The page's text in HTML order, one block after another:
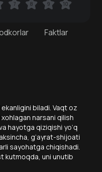
Faktlar
biladi. Vaqt oz
narsani qilish
hayotga qiziqishi yo‘q
g‘ayrat-shijoati
sayohatga chiqishadi.
kutmoqda, uni unutib
7 8 9 10
7 8 9 10